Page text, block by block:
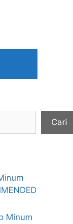
Cari
Minum